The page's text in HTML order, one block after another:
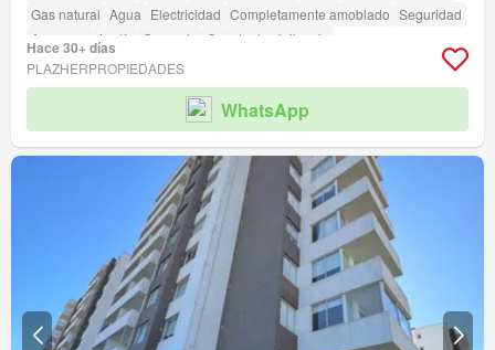
Gas natural Agua Electricidad Completamente amoblado Seguridad
Ascensor
Jardín Conserje
Caseta de vigilancia
Acceso para personas con discapacidad
Hace 30+ días
PLAZHERPROPIEDADES
WhatsApp